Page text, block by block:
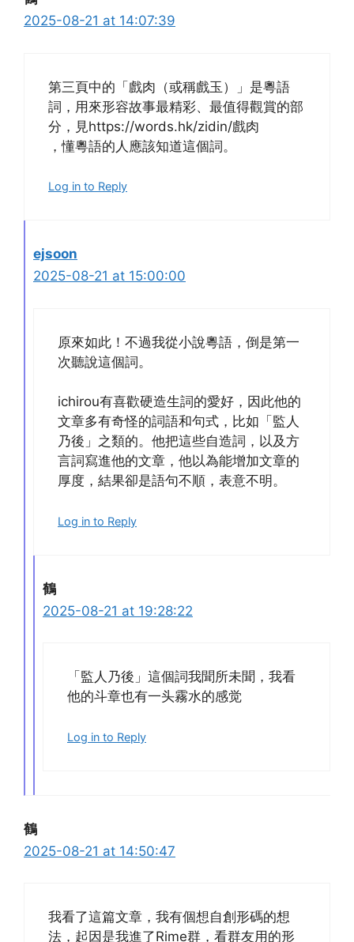
2025-08-21 at 14:07:39
第三頁中的「戲肉（或稱戲玉）」是粵語
詞，用來形容故事最精彩、最值得觀賞的部
分，見https://words.hk/zidin/戲肉
，懂粵語的人應該知道這個詞。
Log in to Reply
ejsoon
2025-08-21 at 15:00:00
原來如此！不過我從小說粵語，倒是第一
次聽說這個詞。
ichirou有喜歡硬造生詞的愛好，因此他的
文章多有奇怪的詞語和句式，比如「監人
乃後」之類的。他把這些自造詞，以及方
言詞寫進他的文章，他以為能增加文章的
厚度，結果卻是語句不順，表意不明。
Log in to Reply
鶴
2025-08-21 at 19:28:22
「監人乃後」這個詞我聞所未聞，我看
他的斗章也有一头霧水的感觉
Log in to Reply
鶴
2025-08-21 at 14:50:47
我看了這篇文章，我有個想自創形碼的想
法，起因是我進了Rime群，看群友用的形